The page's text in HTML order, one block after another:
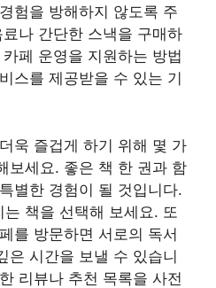
험을 방해하지 않도록 주
나 간단한 스낵을 구매하
페 운영을 지원하는 방법
스를 제공받을 수 있는 기
욱 즐겁게 하기 위해 몇 가
보세요. 좋은 책 한 권과 함
별한 경험이 될 것입니다.
책을 선택해 보세요. 또
를 방문하면 서로의 독서
은 시간을 보낼 수 있습니
리뷰나 추천 목록을 사전